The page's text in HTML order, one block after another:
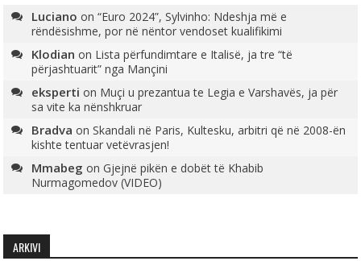
Luciano on“Euro 2024”, Sylvinho: Ndeshja më e
rëndësishme, por në nëntor vendoset kualifikimi
Klodian on Lista përfundimtare e Italisë, ja tre “të
përjashtuarit” nga Mançini
eksperti on Muçi u prezantua te Legia e Varshavës, ja për
sa vite ka nënshkruar
Bradva onSkandali në Paris, Kultesku, arbitri që në 2008-ën
kishte tentuar vetëvrasjen!
Mmabeg onGjejnë pikën e dobët të Khabib
Nurmagomedov (VIDEO)
ARKIVI